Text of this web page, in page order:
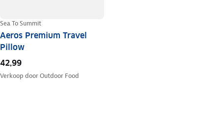
Sea To Summit
Aeros Premium Travel
Pillow
42,99
Verkoop doorOutdoor Food